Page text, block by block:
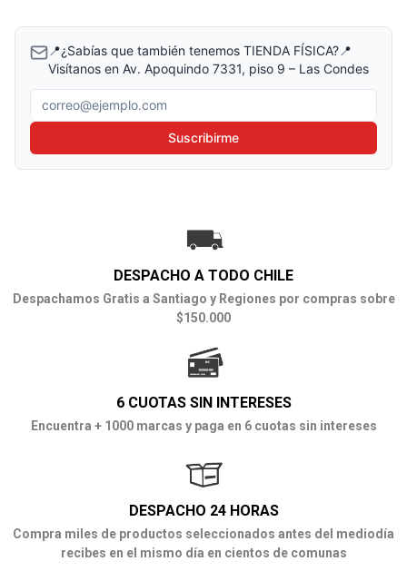
📍¿Sabías que también tenemos TIENDA FÍSICA?📍
Visítanos en Av. Apoquindo 7331, piso 9 – Las Condes
Correo electrónico
Suscribirme
DESPACHO A TODO CHILE
Despachamos Gratis a Santiago y Regiones por compras sobre
$150.000
6 CUOTAS SIN INTERESES
Encuentra + 1000 marcas y paga en 6 cuotas sin intereses
DESPACHO 24 HORAS
Compra miles de productos seleccionados antes del mediodía
recibes en el mismo día en cientos de comunas